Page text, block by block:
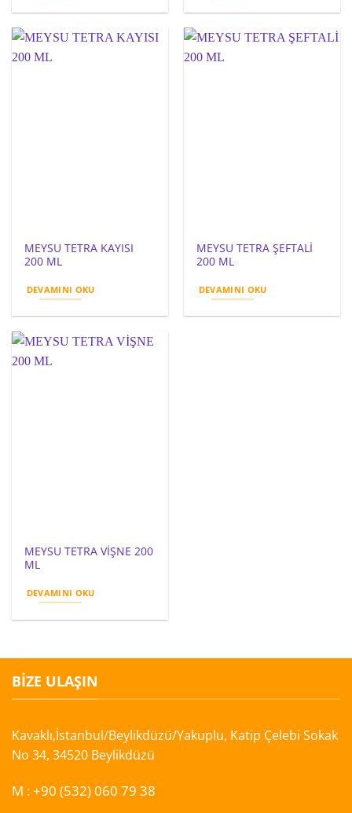
MEYSU TETRA KAYISI
200 ML
DEVAMINI OKU
MEYSU TETRA ŞEFTALİ
200 ML
DEVAMINI OKU
MEYSU TETRA VİŞNE 200
ML
DEVAMINI OKU
BIZE ULAŞIN
Kavaklı,İstanbul/Beylikdüzü/Yakuplu, Katip Çelebi Sokak
No 34, 34520 Beylikdüzü
M :+90 (532) 060 79 38